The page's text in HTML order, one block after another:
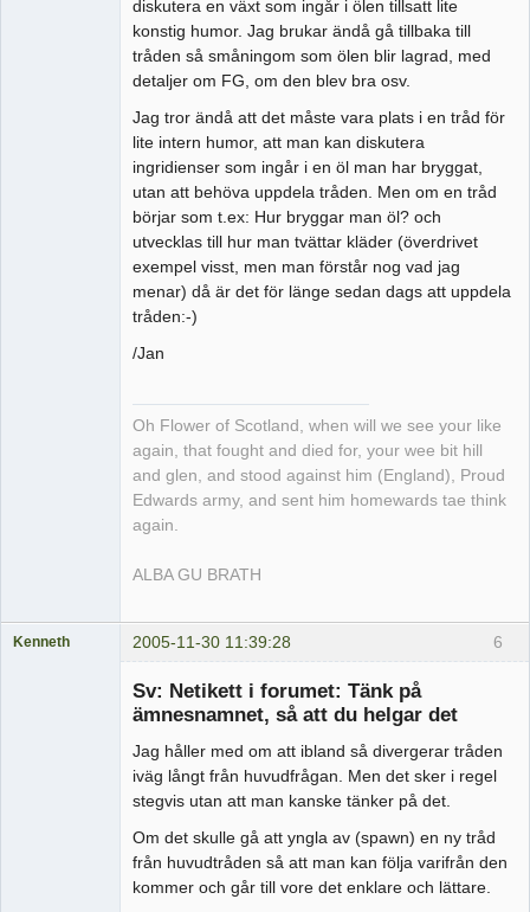
diskutera en växt som ingår i ölen tillsatt lite
konstig humor. Jag brukar ändå gå tillbaka till
tråden så småningom som ölen blir lagrad, med
detaljer om FG, om den blev bra osv.
Jag tror ändå att det måste vara plats i en tråd för
lite intern humor, att man kan diskutera
ingridienser som ingår i en öl man har bryggat,
utan att behöva uppdela tråden. Men om en tråd
börjar som t.ex: Hur bryggar man öl? och
utvecklas till hur man tvättar kläder (överdrivet
exempel visst, men man förstår nog vad jag
menar) då är det för länge sedan dags att uppdela
tråden:-)
/Jan
Oh Flower of Scotland, when will we see your like
again, that fought and died for, your wee bit hill
and glen, and stood against him (England), Proud
Edwards army, and sent him homewards tae think
again.
ALBA GU BRATH
6
Kenneth 2005-11-30 11:39:28
Sv: Netikett i forumet: Tänk på
ämnesnamnet, så att du helgar det
Jag håller med om att ibland så divergerar tråden
iväg långt från huvudfrågan. Men det sker i regel
stegvis utan att man kanske tänker på det.
Om det skulle gå att yngla av (spawn) en ny tråd
från huvudtråden så att man kan följa varifrån den
kommer och går till vore det enklare och lättare.